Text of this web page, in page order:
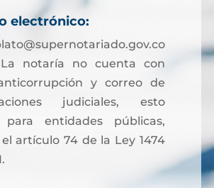
electrónico:
notaría no cuenta con
y correo de
judiciales, esto
para entidades públicas,
artículo 74 de la Ley 1474